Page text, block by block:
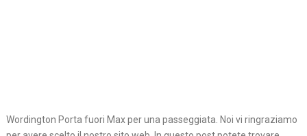
Wordington Porta fuori Max per una passeggiata. Noi vi ringraziamo